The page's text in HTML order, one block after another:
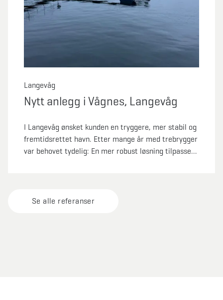
Langevåg
Nytt anlegg i Vågnes, Langevåg
I Langevåg ønsket kunden en tryggere, mer stabil og
fremtidsrettet havn. Etter mange år med trebrygger
var behovet tydelig: En mer robust løsning tilpasset
tillegg fikk vi kranet bort det gamle anlegget.
Se alle referanser